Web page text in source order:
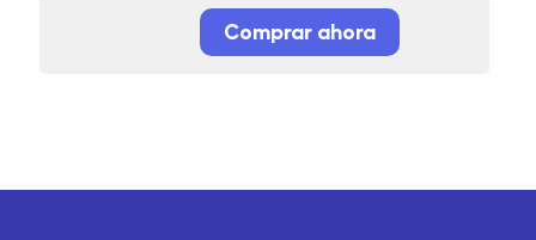
Comprar ahora